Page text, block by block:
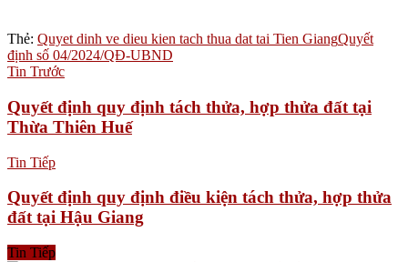
Thẻ: Quyet dinh ve dieu kien tach thua dat tai Tien GiangQuyết
định số 04/2024/QĐ-UBND
Tin Trước
Quyết định quy định tách thửa, hợp thửa đất tại
Thừa Thiên Huế
Tin Tiếp
Quyết định quy định điều kiện tách thửa, hợp thửa
đất tại Hậu Giang
Tin Tiếp